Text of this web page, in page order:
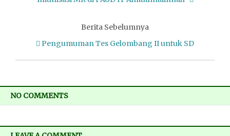
Berita Sebelumnya
Pengumuman Tes Gelombang II untuk SD
NO COMMENTS